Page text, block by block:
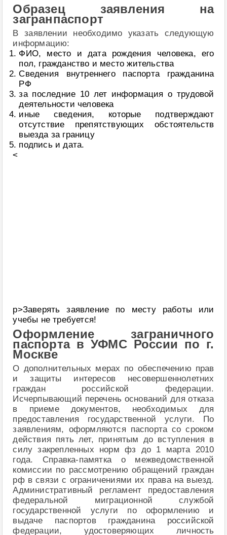
Образец заявления на
загранпаспорт
В заявлении необходимо указать следующую
информацию:
ФИО, место и дата рождения человека, его
пол, гражданство и место жительства
Сведения внутреннего паспорта гражданина
РФ
за последние 10 лет информация о трудовой
деятельности человека
иные сведения, которые подтверждают
отсутствие препятствующих обстоятельств
выезда за границу
подпись и дата.
<
p>Заверять заявление по месту работы или
учебы не требуется!
Оформление заграничного
паспорта в УФМС России по г.
Москве
О дополнительных мерах по обеспечению прав
и защиты интересов несовершеннолетних
граждан российской федерации.
Исчерпывающий перечень оснований для отказа
в приеме документов, необходимых для
предоставления государственной услуги. По
заявлениям, оформляются паспорта со сроком
действия пять лет, принятым до вступления в
силу закрепленных норм фз до 1 марта 2010
года. Справка-памятка о межведомственной
комиссии по рассмотрению обращений граждан
рф в связи с ограничениями их права на выезд.
Административный регламент предоставления
федеральной миграционной службой
государственной услуги по оформлению и
выдаче паспортов гражданина российской
федерации, удостоверяющих личность